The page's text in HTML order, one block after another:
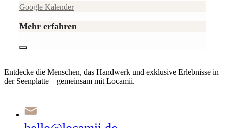
Google Kalender
Mehr erfahren
Entdecke die Menschen, das Handwerk und exklusive Erlebnisse in
der Seenplatte – gemeinsam mit Locamii.